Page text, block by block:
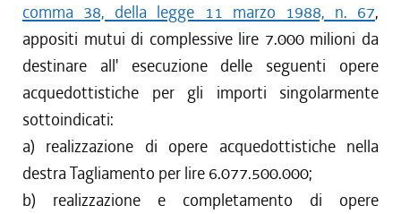
comma 38, della legge 11 marzo 1988, n. 67,
appositi mutui di complessive lire 7.000 milioni da
destinare all' esecuzione delle seguenti opere
acquedottistiche per gli importi singolarmente
sottoindicati:
a) realizzazione di opere acquedottistiche nella
destra Tagliamento per lire 6.077.500.000;
b) realizzazione e completamento di opere